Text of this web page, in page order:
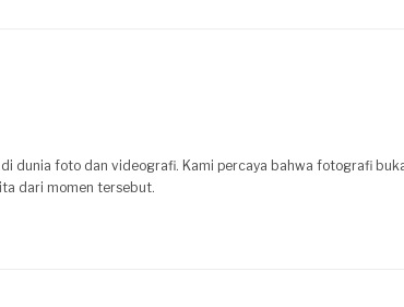
dunia foto dan videografi. Kami percaya bahwa fotografi
dari momen tersebut.